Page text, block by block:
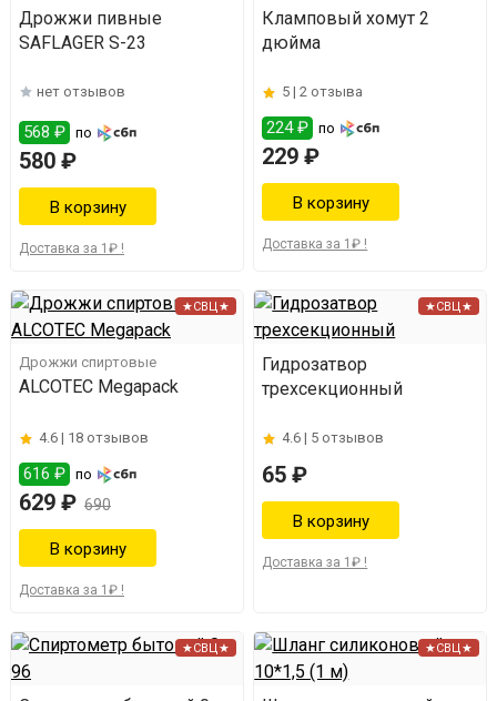
Дрожжи пивные
SAFLAGER S-23
нет отзывов
568 ₽ по
580 ₽
Доставка за 1₽ !
Кламповый хомут 2
дюйма
5 |2 отзыва
224 ₽ по
229 ₽
Доставка за 1₽ !
★СВЦ★
Дрожжи спиртовые
ALCOTEC Megapack
4.6 | 18 отзывов
616 ₽ по
629 ₽ 690
Доставка за 1₽ !
★СВЦ★
Гидрозатвор
трехсекционный
4.6 | 5 отзывов
65 ₽
Доставка за 1₽ !
★СВЦ★ ★СВЦ★